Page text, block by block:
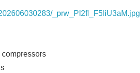
_prw_PI2fl_F5IiU3aM.jpg